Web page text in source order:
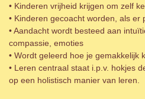
• Kinderen vrijheid krijgen om zelf
• Kinderen gecoacht worden, als er
• Aandacht wordt besteed aan
compassie, emoties
• Wordt geleerd hoe je gemakkelijk
• Leren centraal staat i.p.v. hokjes
op een holistisch manier van leren.